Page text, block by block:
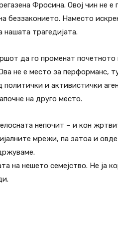
Фросина. Овој чин не е
беззаконието. Наместо
нашата трагедијата.
да го променат
не е место за перформанс,
и активистички
на друго место.
непочит – и кон
мрежи, па затоа и
на нешето семејство. Не ја